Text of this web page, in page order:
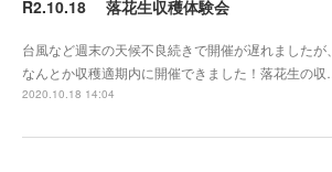
R2.10.18 落花生収穫体験会
台風など週末の天候不良続きで開催が遅れましたが、
なんとか収穫適期内に開催できました！落花生の収…
2020.10.18 14:04